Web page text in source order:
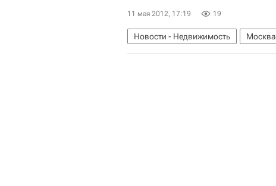
11 мая 2012, 17:19 19
Новости - Недвижимость Москва